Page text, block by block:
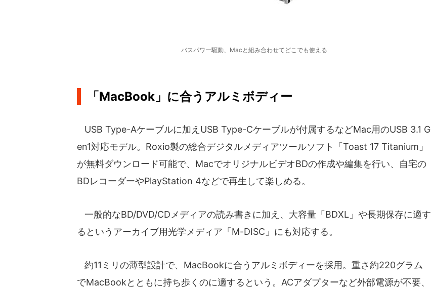
バスパワー駆動、Macと組み合わせてどこでも使える
「MacBook」に合うアルミボディー
USB Type-Aケーブルに加えUSB Type-Cケーブルが付属するなどMac用のUSB 3.1 G
en1対応モデル。Roxio製の総合デジタルメディアツールソフト「Toast 17 Titanium」
が無料ダウンロード可能で、MacでオリジナルビデオBDの作成や編集を行い、自宅の
BDレコーダーやPlayStation 4などで再生して楽しめる。
一般的なBD/DVD/CDメディアの読み書きに加え、大容量「BDXL」や長期保存に適す
るというアーカイブ用光学メディア「M-DISC」にも対応する。
約11ミリの薄型設計で、MacBookに合うアルミボディーを採用。重さ約220グラム
でMacBookとともに持ち歩くのに適するという。ACアダプターなど外部電源が不要、